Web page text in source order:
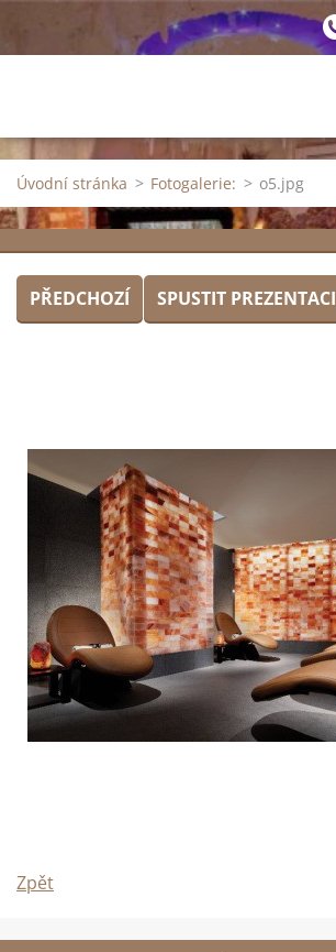
Úvodní stránka > Fotogalerie: > o5.jpg
PŘEDCHOZÍ SPUSTIT PREZENTACI
Zpět